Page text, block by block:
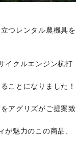
つレンタル農機具を
イクルエンジン杭打
ことになりました！
アグリズがご提案致
魅力のこの商品、